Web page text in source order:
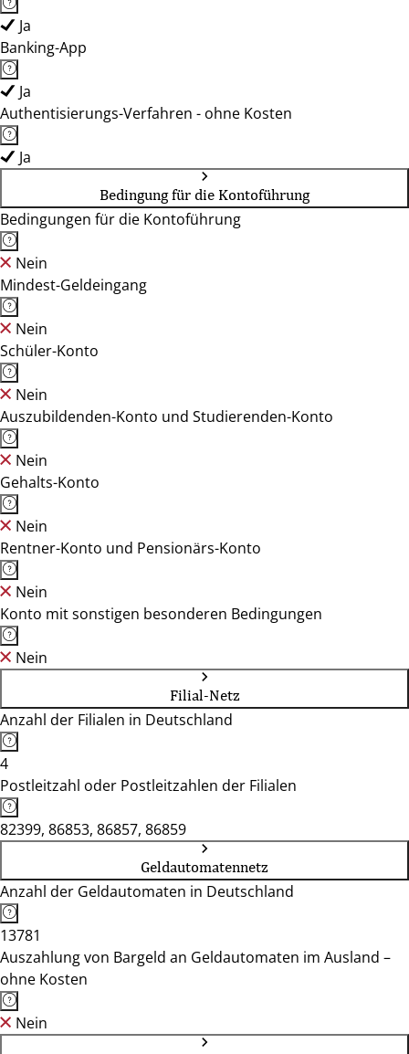
Ja
Banking-App
Ja
Authentisierungs-Verfahren - ohne Kosten
Ja
Bedingung für die Kontoführung
Bedingungen für die Kontoführung
Nein
Mindest-Geldeingang
Nein
Schüler-Konto
Nein
Auszubildenden-Konto und Studierenden-Konto
Nein
Gehalts-Konto
Nein
Rentner-Konto und Pensionärs-Konto
Nein
Konto mit sonstigen besonderen Bedingungen
Nein
Filial-Netz
Anzahl der Filialen in Deutschland
4
Postleitzahl oder Postleitzahlen der Filialen
82399, 86853, 86857, 86859
Geldautomatennetz
Anzahl der Geldautomaten in Deutschland
13781
Auszahlung von Bargeld an Geldautomaten im Ausland –
ohne Kosten
Nein